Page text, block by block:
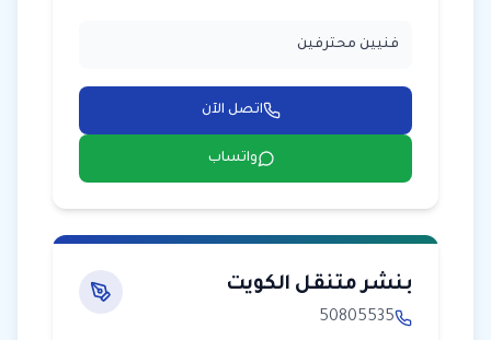
فنيين محترفين
اتصل الآن
واتساب
بنشر متنقل الكويت
50805535